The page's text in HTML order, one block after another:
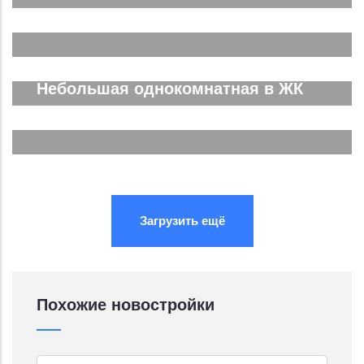
Евродвушка в ЖК Спутник Сити
Трёхкомнатная ЖК Спутник Сити
Небольшая однокомнатная в ЖК
Южные Резиденции
Загрузить ещё
Похожие новостройки